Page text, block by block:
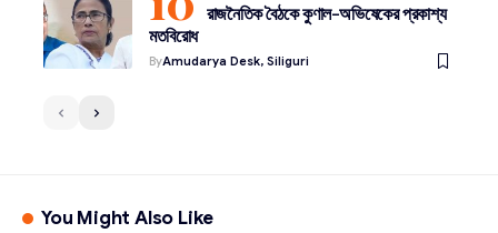
রাজনৈতিক বৈঠকে কুণাল-অভিষেকের প্রকাশ্য
মতবিরোধ
ByAmudarya Desk, Siliguri
You Might Also Like